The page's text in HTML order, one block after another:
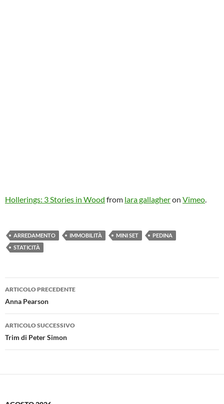
Hollerings: 3 Stories in Wood from lara gallagheron Vimeo.
ARREDAMENTO IMMOBILITÀ MINI SET
PEDINA
STATICITÀ
Navigazione
articolo
ARTICOLO PRECEDENTE
Anna Pearson
ARTICOLO SUCCESSIVO
Trim di Peter Simon